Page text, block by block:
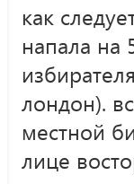
как
напала на
лондон).
местной
лице